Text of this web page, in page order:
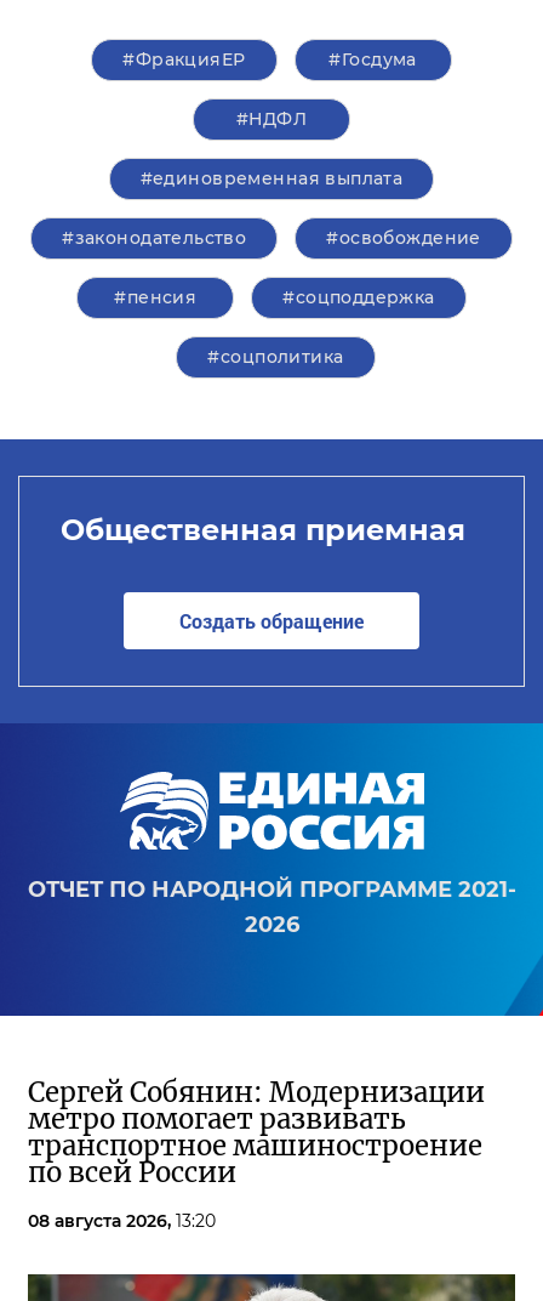
#ФракцияЕР #Госдума
#НДФЛ
#единовременная выплата
#законодательство #освобождение
#пенсия #соцподдержка
#соцполитика
Общественная приемная
Создать обращение
ОТЧЕТ ПО НАРОДНОЙ ПРОГРАММЕ 2021-
2026
Сергей Собянин: Модернизации
метро помогает развивать
транспортное машиностроение
по всей России
08 августа 2026, 13:20